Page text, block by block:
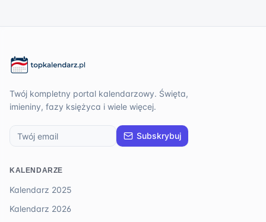
Twój kompletny portal kalendarzowy. Święta,
imieniny, fazy księżyca i wiele więcej.
Subskrybuj
KALENDARZE
Kalendarz 2025
Kalendarz 2026